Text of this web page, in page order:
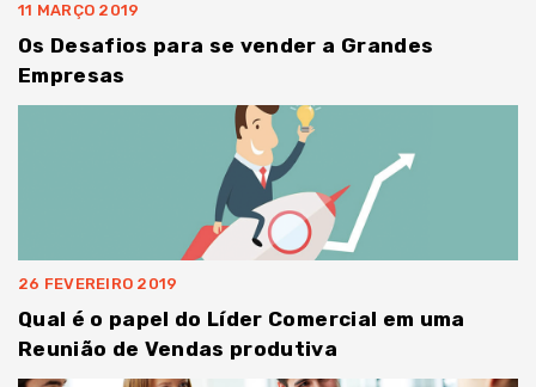
11 MARÇO 2019
Os Desafios para se vender a Grandes
Empresas
26 FEVEREIRO 2019
Qual é o papel do Líder Comercial em uma
Reunião de Vendas produtiva